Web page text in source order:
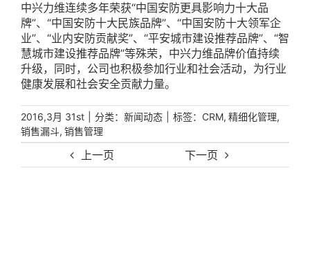
上一页 下一页
中兴力维连续多年荣获“中国安防更具影响力十大品
牌”、“中国安防十大民族品牌”、“中国安防十大领军企
业”、“业内安防贡献奖”、“平安城市建设推荐品牌”、“智
慧城市建设推荐品牌”等殊荣，中兴力维品牌价值持续
升级，同时，公司也积极参加行业和社会活动，为行业
健康发展和社会安全贡献力量。
2016,3月 31st 分类： 新闻动态 标签： CRM, 精细化管理,
销售漏斗, 销售管理